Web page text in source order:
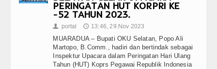
PERINGATAN HUT KORPRI KE
-52 TAHUN 2023.
👤 portal 🕔 13:46, 29.Nov 2023
MUARADUA – Bupati OKU Selatan, Popo Ali
Martopo, B.Comm., hadiri dan bertindak sebagai
Inspektur Upacara dalam Peringatan Hari Ulang
Tahun (HUT) Koprs Pegawai Republik Indonesia